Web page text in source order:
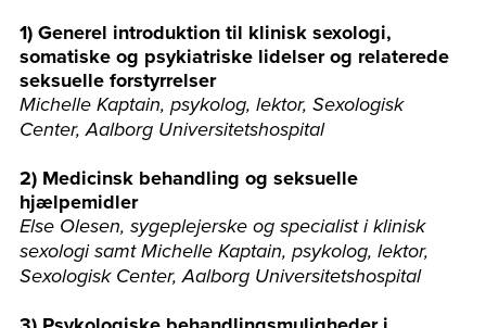
1) Generel introduktion til klinisk sexologi,
somatiske og psykiatriske lidelser og relaterede
seksuelle forstyrrelser
Michelle Kaptain, psykolog, lektor, Sexologisk
Center, Aalborg Universitetshospital
2) Medicinsk behandling og seksuelle
hjælpemidler
Else Olesen, sygeplejerske og specialist i klinisk
sexologi samt Michelle Kaptain, psykolog, lektor,
Sexologisk Center, Aalborg Universitetshospital